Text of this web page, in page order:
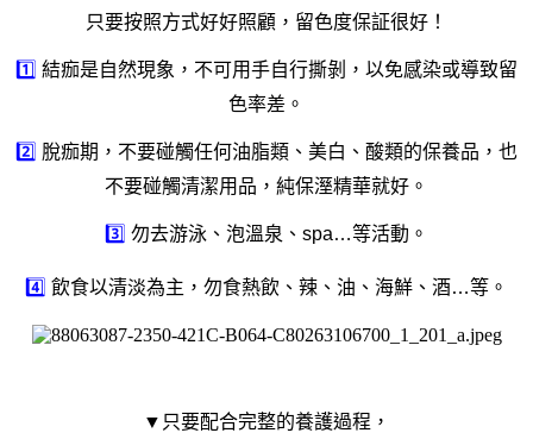
只要按照方式好好照顧，留色度保証很好！
1️⃣ 結痂是自然現象，不可用手自行撕剝，以免感染或導致留
色率差。
2️⃣ 脫痂期，不要碰觸任何油脂類、美白、酸類的保養品，也
不要碰觸清潔用品，純保溼精華就好。
3️⃣ 勿去游泳、泡溫泉、spa…等活動。
4️⃣ 飲食以清淡為主，勿食熱飲、辣、油、海鮮、酒…等。
▼只要配合完整的養護過程，